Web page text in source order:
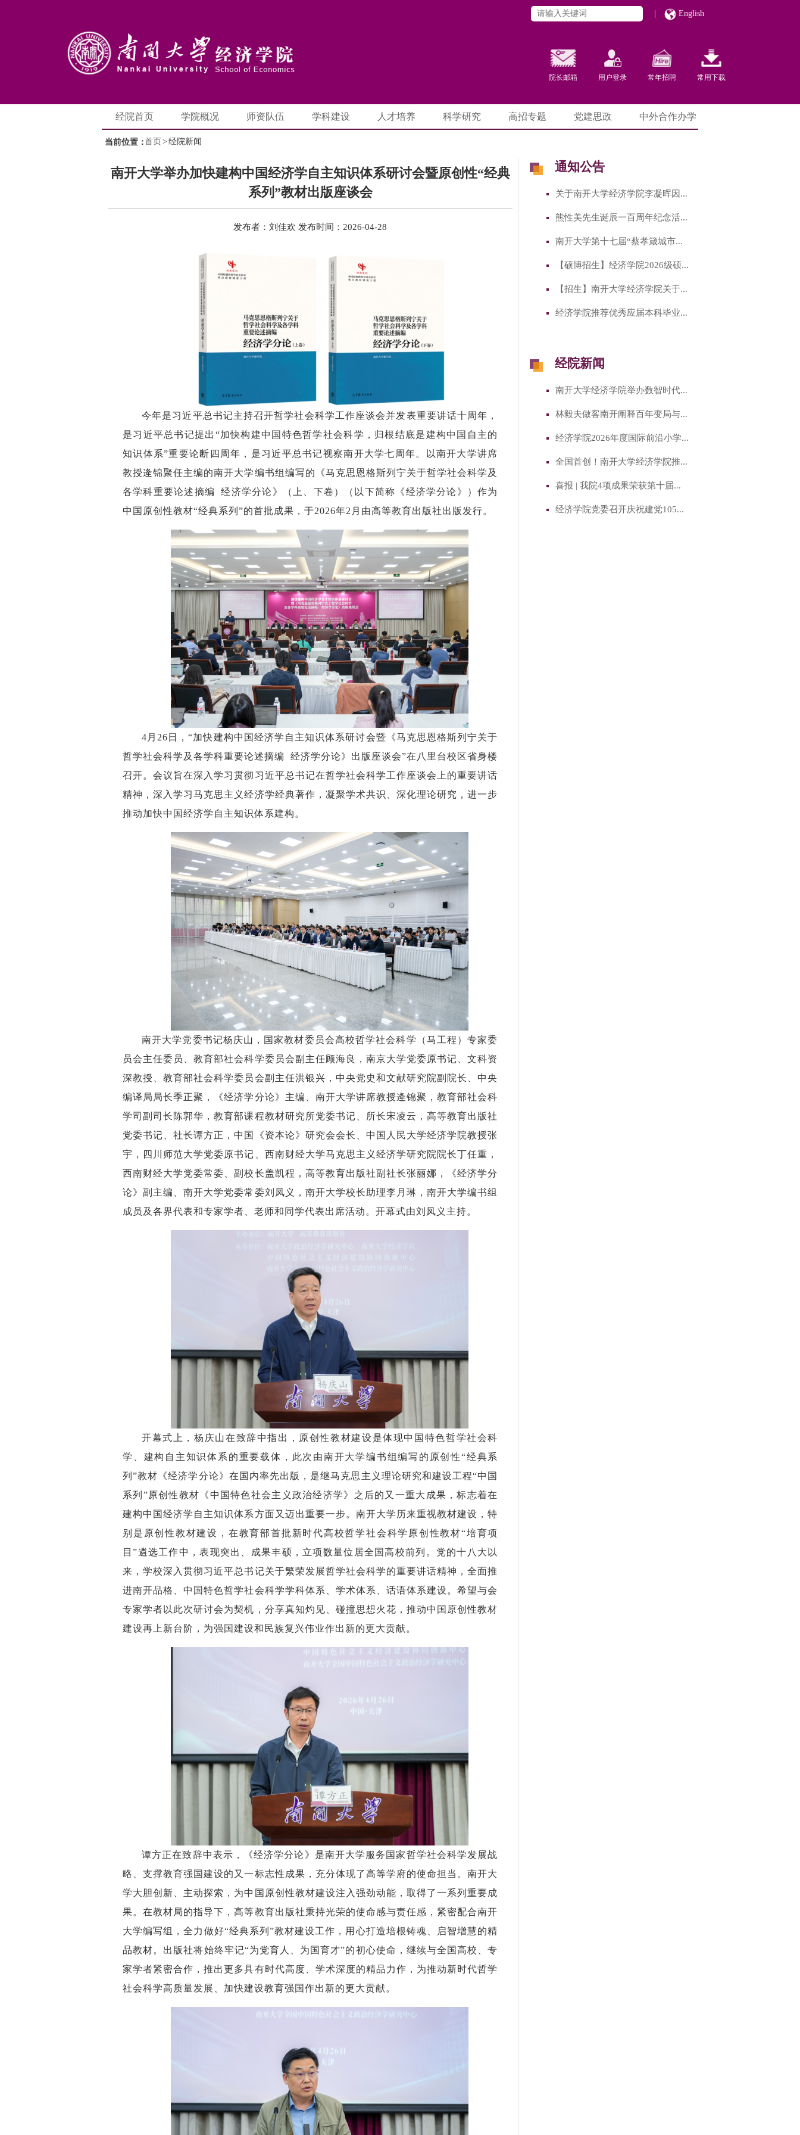
English
院长邮箱 用户登录 常年招聘 常用下载
经院首页 学院概况 师资队伍 学科建设 人才培养 科学研究 高招专题 党建思政 中外合作办学
当前位置：首页 > 经院新闻
南开大学举办加快建构中国经济学自主知识体系研讨会暨原创性“经典
系列”教材出版座谈会
发布者：刘佳欢 发布时间：2026-04-28
今年是习近平总书记主持召开哲学社会科学工作座谈会并发表重要讲话十周年，
是习近平总书记提出“加快构建中国特色哲学社会科学，归根结底是建构中国自主的
知识体系”重要论断四周年，是习近平总书记视察南开大学七周年。以南开大学讲席
教授逄锦聚任主编的南开大学编书组编写的《马克思恩格斯列宁关于哲学社会科学及
各学科重要论述摘编 经济学分论》（上、下卷）（以下简称《经济学分论》）作为
中国原创性教材“经典系列”的首批成果，于2026年2月由高等教育出版社出版发行。
4月26日，“加快建构中国经济学自主知识体系研讨会暨《马克思恩格斯列宁关于
哲学社会科学及各学科重要论述摘编 经济学分论》出版座谈会”在八里台校区省身楼
召开。会议旨在深入学习贯彻习近平总书记在哲学社会科学工作座谈会上的重要讲话
精神，深入学习马克思主义经济学经典著作，凝聚学术共识、深化理论研究，进一步
推动加快中国经济学自主知识体系建构。
南开大学党委书记杨庆山，国家教材委员会高校哲学社会科学（马工程）专家委
员会主任委员、教育部社会科学委员会副主任顾海良，南京大学党委原书记、文科资
深教授、教育部社会科学委员会副主任洪银兴，中央党史和文献研究院副院长、中央
编译局局长季正聚，《经济学分论》主编、南开大学讲席教授逄锦聚，教育部社会科
学司副司长陈郭华，教育部课程教材研究所党委书记、所长宋凌云，高等教育出版社
党委书记、社长谭方正，中国《资本论》研究会会长、中国人民大学经济学院教授张
宇，四川师范大学党委原书记、西南财经大学马克思主义经济学研究院院长丁任重，
西南财经大学党委常委、副校长盖凯程，高等教育出版社副社长张丽娜，《经济学分
论》副主编、南开大学党委常委刘凤义，南开大学校长助理李月琳，南开大学编书组
成员及各界代表和专家学者、老师和同学代表出席活动。开幕式由刘凤义主持。
开幕式上，杨庆山在致辞中指出，原创性教材建设是体现中国特色哲学社会科
学、建构自主知识体系的重要载体，此次由南开大学编书组编写的原创性“经典系
列”教材《经济学分论》在国内率先出版，是继马克思主义理论研究和建设工程“中国
系列”原创性教材《中国特色社会主义政治经济学》之后的又一重大成果，标志着在
建构中国经济学自主知识体系方面又迈出重要一步。南开大学历来重视教材建设，特
别是原创性教材建设，在教育部首批新时代高校哲学社会科学原创性教材“培育项
目”遴选工作中，表现突出、成果丰硕，立项数量位居全国高校前列。党的十八大以
来，学校深入贯彻习近平总书记关于繁荣发展哲学社会科学的重要讲话精神，全面推
进南开品格、中国特色哲学社会科学学科体系、学术体系、话语体系建设。希望与会
专家学者以此次研讨会为契机，分享真知灼见、碰撞思想火花，推动中国原创性教材
建设再上新台阶，为强国建设和民族复兴伟业作出新的更大贡献。
谭方正在致辞中表示，《经济学分论》是南开大学服务国家哲学社会科学发展战
略、支撑教育强国建设的又一标志性成果，充分体现了高等学府的使命担当。南开大
学大胆创新、主动探索，为中国原创性教材建设注入强劲动能，取得了一系列重要成
果。在教材局的指导下，高等教育出版社秉持光荣的使命感与责任感，紧密配合南开
大学编写组，全力做好“经典系列”教材建设工作，用心打造培根铸魂、启智增慧的精
品教材。出版社将始终牢记“为党育人、为国育才”的初心使命，继续与全国高校、专
家学者紧密合作，推出更多具有时代高度、学术深度的精品力作，为推动新时代哲学
社会科学高质量发展、加快建设教育强国作出新的更大贡献。
通知公告
关于南开大学经济学院李凝晖因...
熊性美先生诞辰一百周年纪念活...
南开大学第十七届“蔡孝箴城市...
【硕博招生】经济学院2026级硕...
【招生】南开大学经济学院关于...
经济学院推荐优秀应届本科毕业...
经院新闻
南开大学经济学院举办数智时代...
林毅夫做客南开阐释百年变局与...
经济学院2026年度国际前沿小学...
全国首创！南开大学经济学院推...
喜报 | 我院4项成果荣获第十届...
经济学院党委召开庆祝建党105...